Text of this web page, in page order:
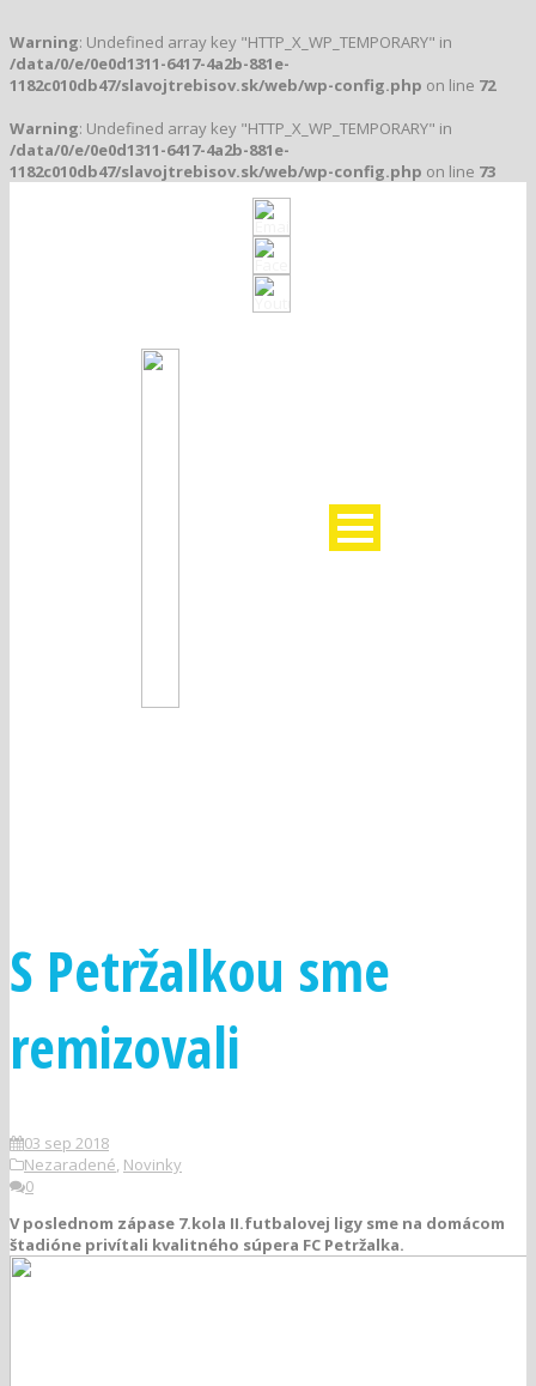
Warning: Undefined array key "HTTP_X_WP_TEMPORARY" in
/data/0/e/0e0d1311-6417-4a2b-881e-
1182c010db47/slavojtrebisov.sk/web/wp-config.php on line 72
Warning: Undefined array key "HTTP_X_WP_TEMPORARY" in
/data/0/e/0e0d1311-6417-4a2b-881e-
1182c010db47/slavojtrebisov.sk/web/wp-config.php on line 73
Klub založený v roku 1912
S Petržalkou sme
remizovali
03 sep 2018
Nezaradené, Novinky
0
V poslednom zápase 7.kola II.futbalovej ligy sme na domácom
štadióne privítali kvalitného súpera FC Petržalka.